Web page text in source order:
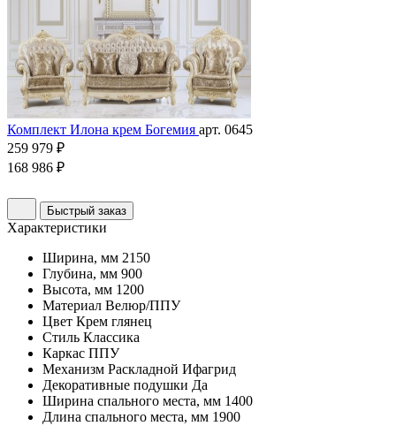
Комплект Илона крем Богемия арт. 0645
259 979 ₽
168 986 ₽
Быстрый заказ
Характеристики
Ширина, мм 2150
Глубина, мм 900
Высота, мм 1200
Материал Велюр/ППУ
Цвет Крем глянец
Стиль Классика
Каркас ППУ
Механизм Раскладной Ифагрид
Декоративные подушки Да
Ширина спального места, мм 1400
Длина спального места, мм 1900